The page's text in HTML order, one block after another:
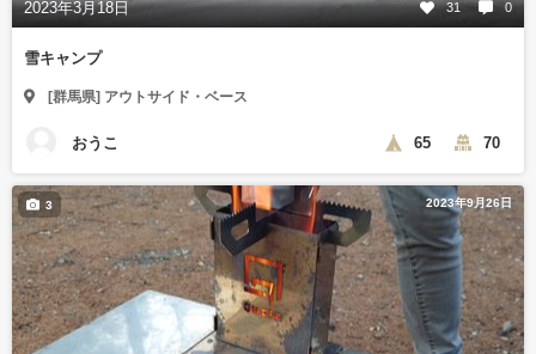
2023年3月18日 31 0
雪キャンプ
[群馬県] アウトサイド・ベース
おうこ 65 70
2023年9月26日
3